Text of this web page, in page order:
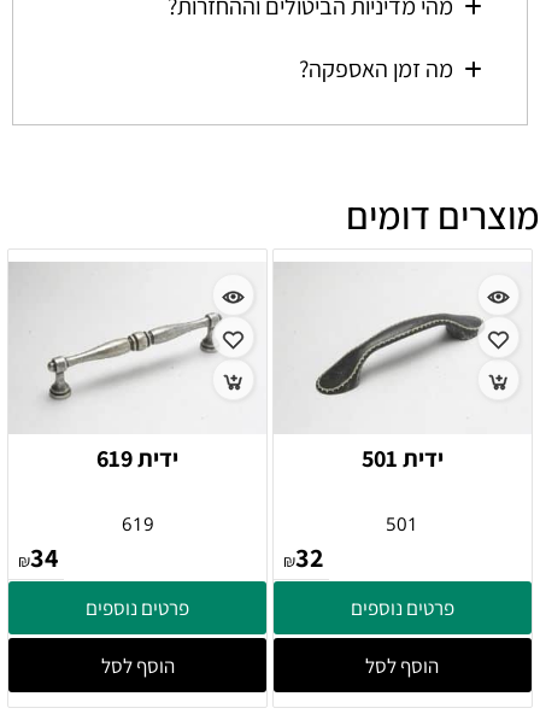
מהי מדיניות הביטולים וההחזרות?
מה זמן האספקה?
מוצרים דומים
ידית 501
501
₪32
פרטים נוספים
הוסף לסל
ידית 619
619
₪34
פרטים נוספים
הוסף לסל